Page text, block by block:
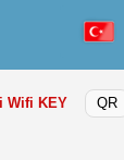
Wifi KEY QR